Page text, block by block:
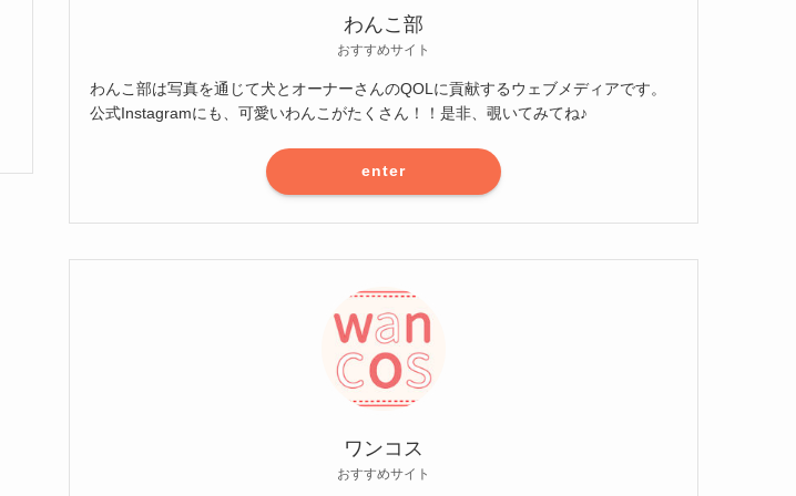
わんこ部
おすすめサイト
わんこ部は写真を通じて犬とオーナーさんのQOLに貢献するウェブメディアです。
公式Instagramにも、可愛いわんこがたくさん！！是非、覗いてみてね♪
enter
ワンコス
おすすめサイト